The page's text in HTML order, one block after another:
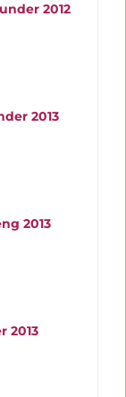
2012
2013
2013
2013